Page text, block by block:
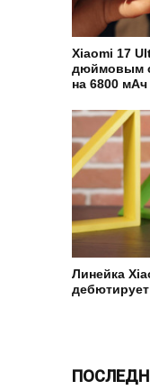
Xiaomi 17
дюймовым
на 6800 мАч
Линейка